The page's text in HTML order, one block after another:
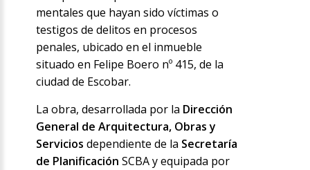
mentales que hayan sido víctimas o
testigos de delitos en procesos
penales, ubicado en el inmueble
situado en Felipe Boero nº 415, de la
ciudad de Escobar.
La obra, desarrollada por la Dirección
General de Arquitectura, Obras y
Servicios dependiente de la Secretaría
de Planificación SCBA y equipada por